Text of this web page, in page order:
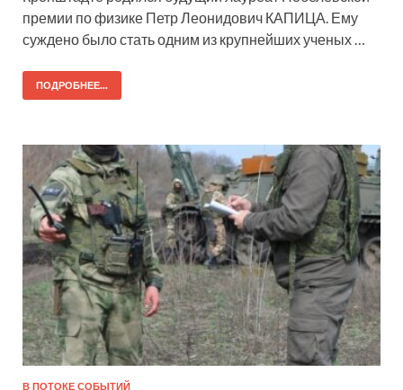
премии по физике Петр Леонидович КАПИЦА. Ему
суждено было стать одним из крупнейших ученых …
ПОДРОБНЕЕ...
В ПОТОКЕ СОБЫТИЙ